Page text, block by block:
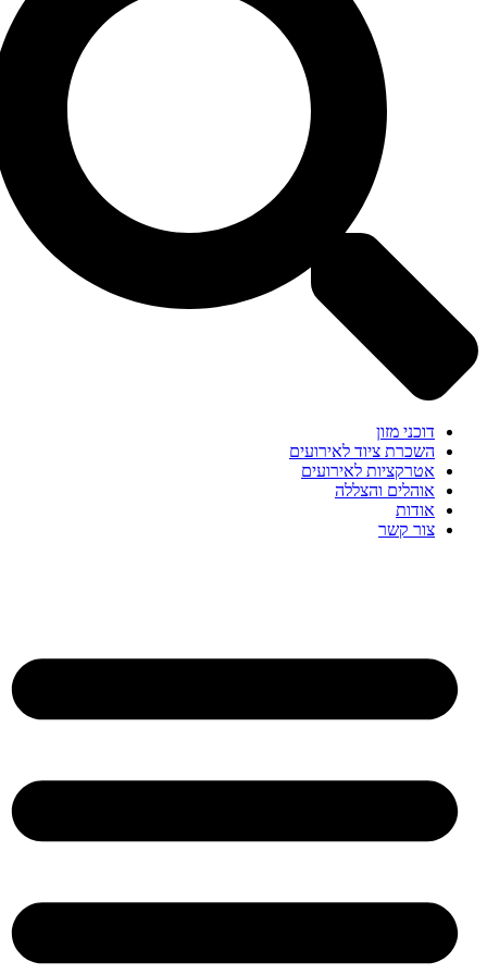
דוכני מזון
השכרת ציוד לאירועים
אטרקציות לאירועים
אוהלים והצללה
אודות
צור קשר